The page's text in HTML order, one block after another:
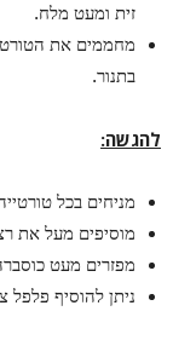
זית ומעט מלח.
מחממים את
בתנור.
להגשה:
מניחים בכל
מוסיפים מעל את
מפזרים מעט
ניתן להוסיף פלפל